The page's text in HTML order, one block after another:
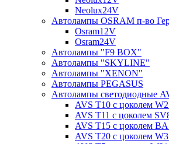
Neolux24V
Автолампы OSRAM п-во
Osram12V
Osram24V
Автолампы "F9 BOX"
Автолампы "SKYLINE"
Автолампы "XENON"
Автолампы PEGASUS
Автолампы светодиодные
AVS T10 с цоколем
AVS T11 с цоколем
AVS T15 с цоколем
AVS T20 с цоколем